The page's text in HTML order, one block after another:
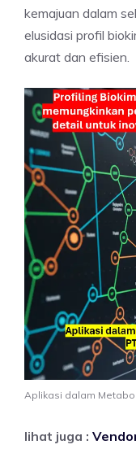
kemajuan dalam
elusidasi profil
akurat dan efisien.
Aplikasi dalam
lihat juga :